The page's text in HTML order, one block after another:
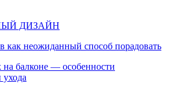
ДИЗАЙН
как неожиданный способ порадовать
балконе — особенности